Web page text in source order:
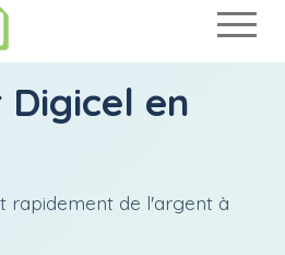
Digicel en
rapidement de l'argent à